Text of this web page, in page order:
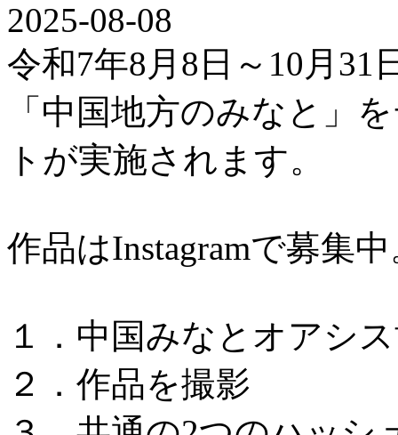
2025-08-08
令和7年8月8日～10月31
「中国地方のみなと」
トが実施されます。
作品はInstagramで募集
１．中国みなとオアシ
２．作品を撮影